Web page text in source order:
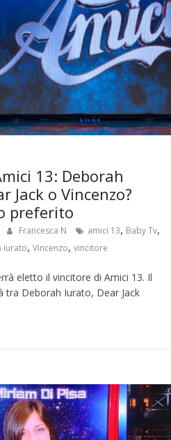
13: Deborah
Jack o Vincenzo?
preferito
Francesca N amici 13, Baby Tv,
iurato,Vincenzo,vincitore
eletto il vincitore di Amici 13. Il
tra Deborah Iurato, Dear Jack